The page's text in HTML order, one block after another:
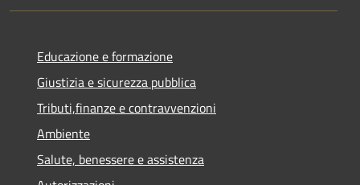
Educazione e formazione
Giustizia e sicurezza pubblica
Tributi,finanze e contravvenzioni
Ambiente
Salute, benessere e assistenza